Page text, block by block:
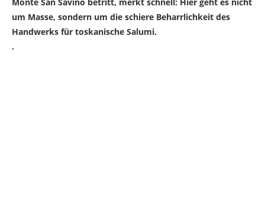
Monte San Savino betritt, merkt schnell: Hier geht es nicht
um Masse, sondern um die schiere Beharrlichkeit des
Handwerks für toskanische Salumi.
.